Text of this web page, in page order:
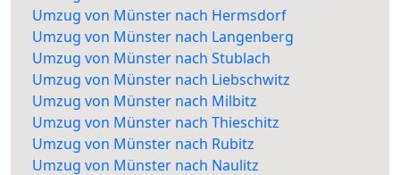
Umzug von Münster nach Hermsdorf
Umzug von Münster nach Langenberg
Umzug von Münster nach Stublach
Umzug von Münster nach Liebschwitz
Umzug von Münster nach Milbitz
Umzug von Münster nach Thieschitz
Umzug von Münster nach Rubitz
Umzug von Münster nach Naulitz